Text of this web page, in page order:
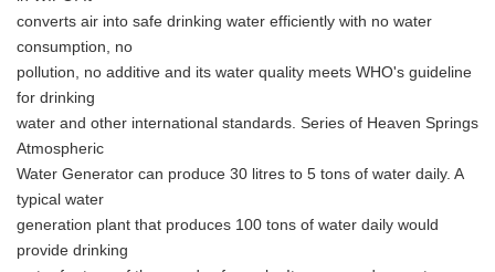
converts air into safe drinking water efficiently with no water
consumption, no
pollution, no additive and its water quality meets WHO's guideline
for drinking
water and other international standards. Series of Heaven Springs
Atmospheric
Water Generator can produce 30 litres to 5 tons of water daily. A
typical water
generation plant that produces 100 tons of water daily would
provide drinking